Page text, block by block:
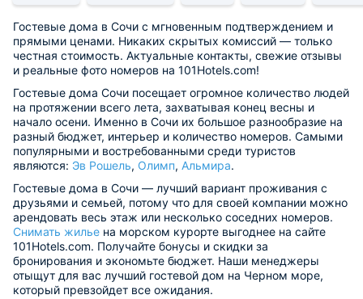
Гостевые дома в Сочи с мгновенным подтверждением и
прямыми ценами. Никаких скрытых комиссий — только
честная стоимость. Актуальные контакты, свежие отзывы
и реальные фото номеров на 101Hotels.com!
Гостевые дома Сочи посещает огромное количество людей
на протяжении всего лета, захватывая конец весны и
начало осени. Именно в Сочи их большое разнообразие на
разный бюджет, интерьер и количество номеров. Самыми
популярными и востребованными среди туристов
являются: Эв Рошель, Олимп, Альмира.
Гостевые дома в Сочи — лучший вариант проживания с
друзьями и семьей, потому что для своей компании можно
арендовать весь этаж или несколько соседних номеров.
Снимать жилье на морском курорте выгоднее на сайте
101Hotels.com. Получайте бонусы и скидки за
бронирования и экономьте бюджет. Наши менеджеры
отыщут для вас лучший гостевой дом на Черном море,
который превзойдет все ожидания.